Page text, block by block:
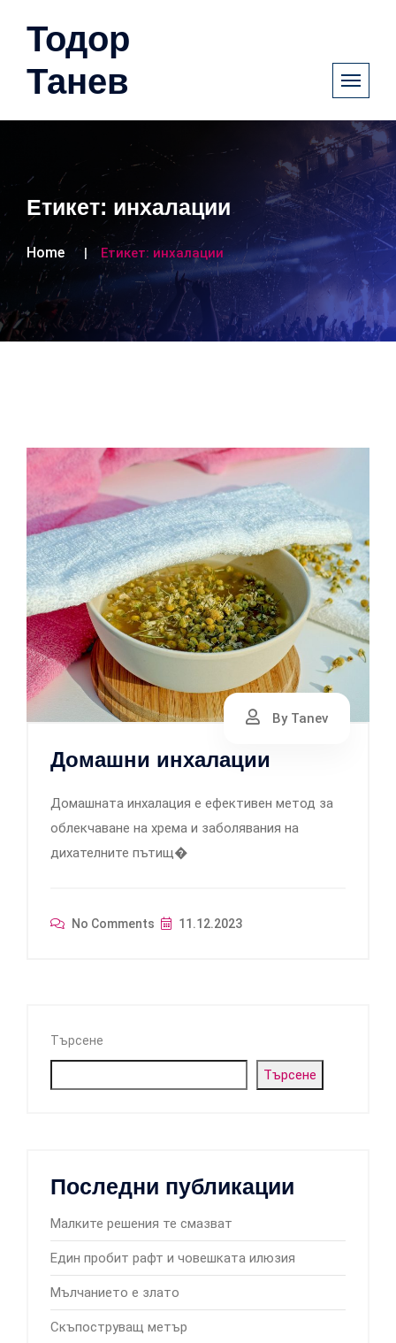
Тодор
Танев
Етикет: инхалации
Home Етикет: инхалации
By Tanev
Домашни инхалации
Домашната инхалация е ефективен метод за
облекчаване на хрема и заболявания на
дихателните пътищ�
No Comments 11.12.2023
Търсене
Търсене
Последни публикации
Малките решения те смазват
Един пробит рафт и човешката илюзия
Мълчанието е злато
Скъпоструващ метър